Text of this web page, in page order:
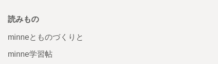
読みもの
minneとものづくりと
minne学習帖